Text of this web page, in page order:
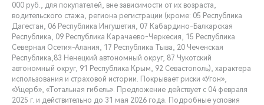
000 руб., для покупателей, вне зависимости от их возраста,
водительского стажа, региона регистрации (кроме: 05 Республика
Дагестан, 06 Республика Ингушетия, 07 Кабардино-Балкарская
Республика, 09 Республика Карачаево-Черкесия, 15 Республика
Северная Осетия-Алания, 17 Республика Тыва, 20 Чеченская
Республика,83 Ненецкий автономный округ, 87 Чукотский
автономный округ, 91 Республика Крым, 92 Севастополь), характера
использования и страховой истории. Покрывает риски «Угон»,
«Ущерб», «Тотальная гибель». Предложение действует с 04 февраля
2025 г. и действительно до 31 мая 2026 года. Подробные условия